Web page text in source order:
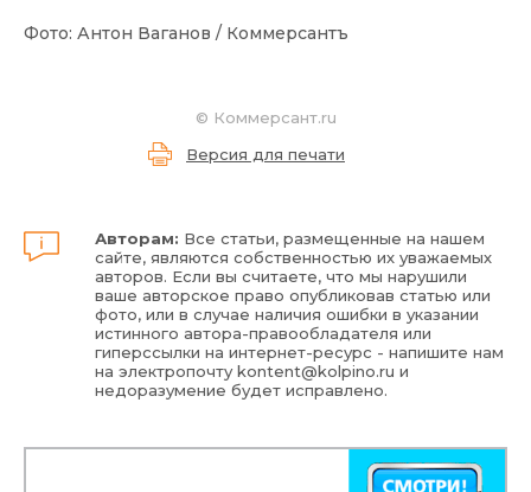
Фото: Антон Ваганов / Коммерсантъ
© Коммерсант.ru
Версия для печати
Авторам: Все статьи, размещенные на нашем
сайте, являются собственностью их уважаемых
авторов. Если вы считаете, что мы нарушили
ваше авторское право опубликовав статью или
фото, или в случае наличия ошибки в указании
истинного автора-правообладателя или
гиперссылки на интернет-ресурс - напишите нам
на электропочтуkontent@kolpino.ru и
недоразумение будет исправлено.